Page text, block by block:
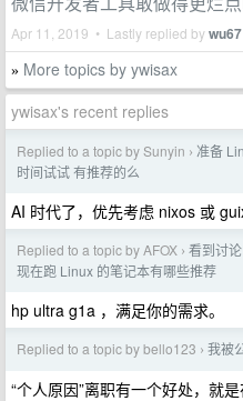
Apr 11, 2019 • Lastly replied bywu67
» More topics by ywisax
ywisax's recent replies
Replied to a topic by Sunyin › 准备
时间试试 有推荐的么
AI 时代了，优先考虑 nixos 或
Replied to a topic by AFOX › 看到讨
现在跑 Linux 的笔记本有哪些推荐
hp ultra g1a ，满足你的需求。
Replied to a topic by bello123 › 我被
“个人原因”离职有一个好处，就